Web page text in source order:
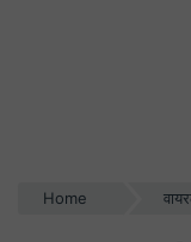
Home